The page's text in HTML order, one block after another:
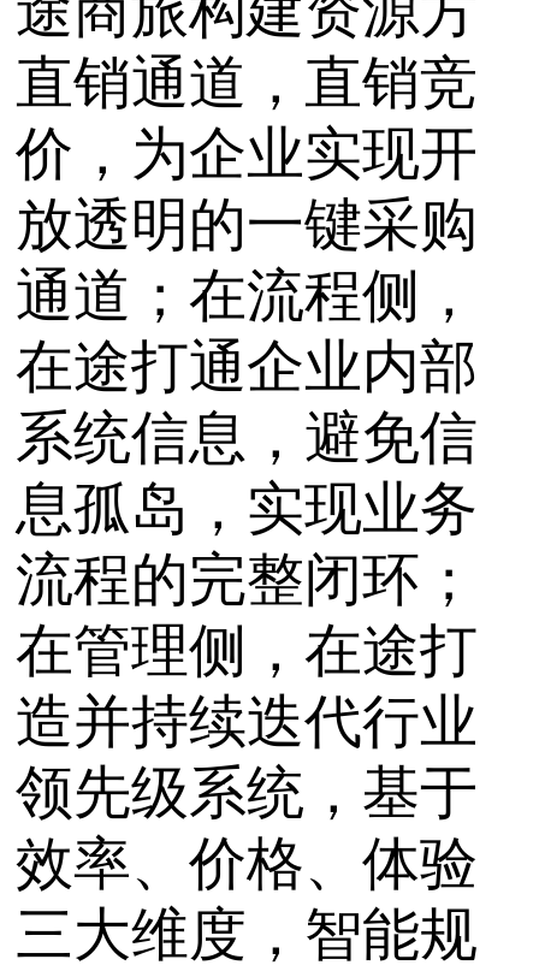
直销通道，直销竞
价，为企业实现开
放透明的一键采购
通道；在流程侧，
在途打通企业内部
系统信息，避免信
息孤岛，实现业务
流程的完整闭环；
在管理侧，在途打
造并持续迭代行业
领先级系统，基于
效率、价格、体验
三大维度， 智能规